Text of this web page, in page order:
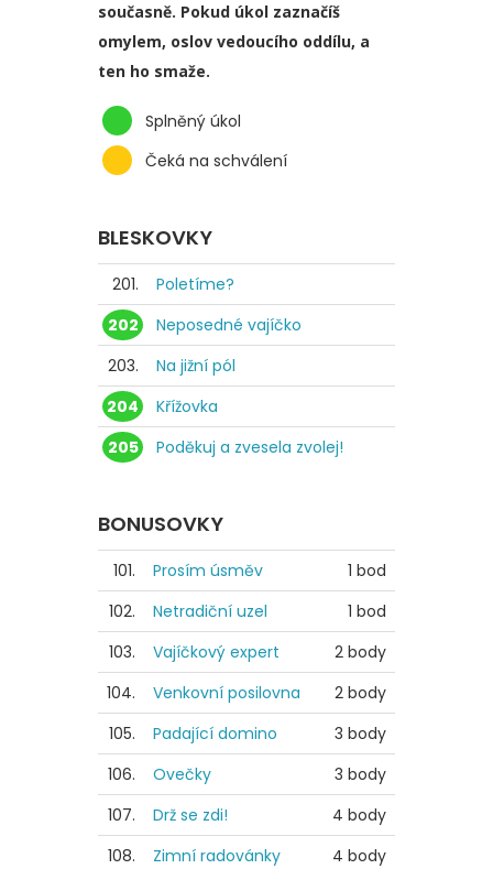
současně. Pokud úkol zaznačíš
omylem, oslov vedoucího oddílu, a
ten ho smaže.
Splněný úkol
Čeká na schválení
BLESKOVKY
201.
Poletíme?
202
Neposedné vajíčko
203.
Na jižní pól
204
Křížovka
205
Poděkuj a zvesela zvolej!
BONUSOVKY
101. Prosím úsměv
1 bod
102.
Netradiční uzel
1 bod
103.
Vajíčkový expert
2 body
104.
Venkovní posilovna
2 body
105.
Padající domino
3 body
106.
Ovečky
3 body
107.
Drž se zdi!
4 body
108.
Zimní radovánky
4 body